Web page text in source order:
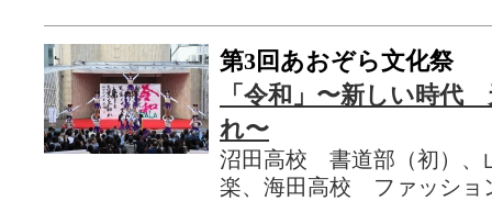
第3回あおぞら文化祭
「令和」〜新しい時
れ〜
沼田高校 書道部（初）
楽、海田高校 ファッショ